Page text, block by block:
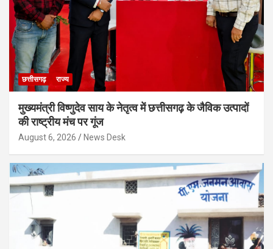
छत्तीसगढ़ राज्य
मुख्यमंत्री विष्णुदेव साय के नेतृत्व में छत्तीसगढ़ के जैविक उत्पादों
की राष्ट्रीय मंच पर गूंज
August 6, 2026 News Desk